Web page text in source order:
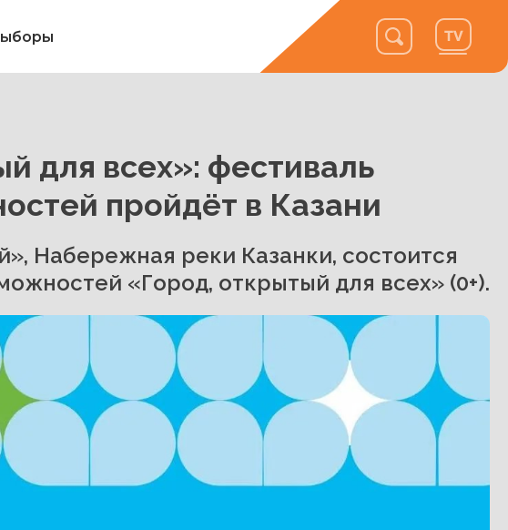
для всех»: фестиваль
пройдёт в Казани
Набережная реки Казанки, состоится
«Город, открытый для всех» (0+).